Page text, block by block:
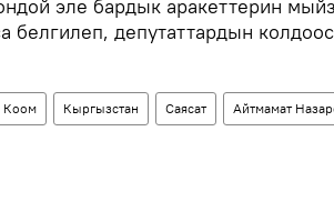
эле бардык аракеттерин
белгилеп, депутаттардын
Коом Кыргызстан Саясат Айтмамат